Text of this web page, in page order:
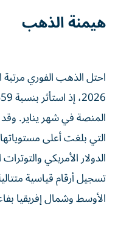
هيمنة الذهب
احتل الذهب الفوري مرتبة
المنصة في شهر يناير.
الدولار الأمريكي
تسجيل أرقام قياسية
الأوسط وشمال إفريقيا